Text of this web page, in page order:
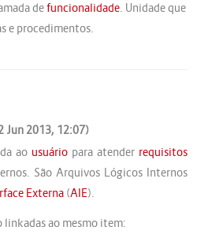
defuncionalidade. Unidade que
e procedimentos.
Jun 2013, 12:07)
ao usuáriopara atender requisitos
São Arquivos Lógicos Internos
Externa(AIE).
linkadas ao mesmo item: